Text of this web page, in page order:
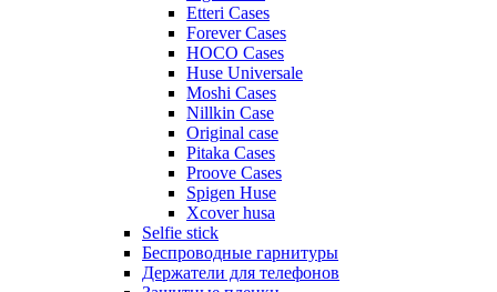
Etteri Cases
Forever Cases
HOCO Cases
Huse Universale
Moshi Cases
Nillkin Case
Original case
Pitaka Cases
Proove Cases
Spigen Huse
Xcover husa
Selfie stick
Беспроводные гарнитуры
Держатели для телефонов